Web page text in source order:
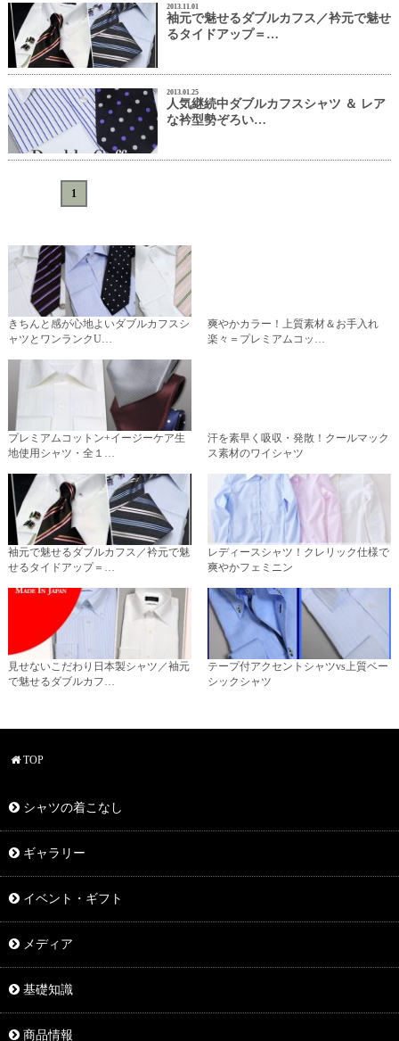
2013.11.01
袖元で魅せるダブルカフス／衿元で魅せ
るタイドアップ＝…
2013.01.25
人気継続中ダブルカフスシャツ ＆ レア
な衿型勢ぞろい…
1
きちんと感が心地よいダブルカフスシ
ャツとワンランクU…
爽やかカラー！上質素材＆お手入れ
楽々＝プレミアムコッ…
プレミアムコットン+イージーケア生
地使用シャツ・全１…
汗を素早く吸収・発散！クールマック
ス素材のワイシャツ
袖元で魅せるダブルカフス／衿元で魅
せるタイドアップ＝…
レディースシャツ！クレリック仕様で
爽やかフェミニン
見せないこだわり日本製シャツ／袖元
で魅せるダブルカフ…
テープ付アクセントシャツvs上質ベー
シックシャツ
TOP
シャツの着こなし
ギャラリー
イベント・ギフト
メディア
基礎知識
商品情報